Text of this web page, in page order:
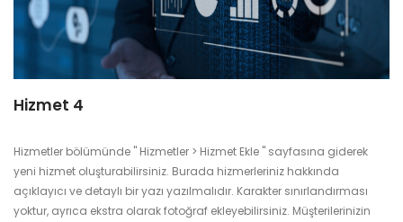
Hizmet 4
Hizmetler bölümünde " Hizmetler > Hizmet Ekle " sayfasına giderek
yeni hizmet oluşturabilirsiniz. Burada hizmerleriniz hakkında
açıklayıcı ve detaylı bir yazı yazılmalıdır. Karakter sınırlandırması
yoktur, ayrıca ekstra olarak fotoğraf ekleyebilirsiniz. Müşterilerinizin